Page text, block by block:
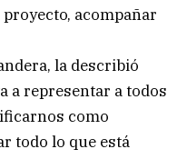
acompañar
la describió
a representar a todos
como
todo lo que está